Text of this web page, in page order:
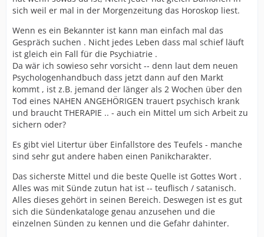
sich weil er mal in der Morgenzeitung das Horoskop liest.
Wenn es ein Bekannter ist kann man einfach mal das
Gespräch suchen . Nicht jedes Leben dass mal schief läuft
ist gleich ein Fall für die Psychiatrie .
Da wär ich sowieso sehr vorsicht -- denn laut dem neuen
Psychologenhandbuch dass jetzt dann auf den Markt
kommt , ist z.B. jemand der länger als 2 Wochen über den
Tod eines NAHEN ANGEHÖRIGEN trauert psychisch krank
und braucht THERAPIE .. - auch ein Mittel um sich Arbeit zu
sichern oder?
Es gibt viel Litertur über Einfallstore des Teufels - manche
sind sehr gut andere haben einen Panikcharakter.
Das sicherste Mittel und die beste Quelle ist Gottes Wort .
Alles was mit Sünde zutun hat ist -- teuflisch / satanisch.
Alles dieses gehört in seinen Bereich. Deswegen ist es gut
sich die Sündenkataloge genau anzusehen und die
einzelnen Sünden zu kennen und die Gefahr dahinter.